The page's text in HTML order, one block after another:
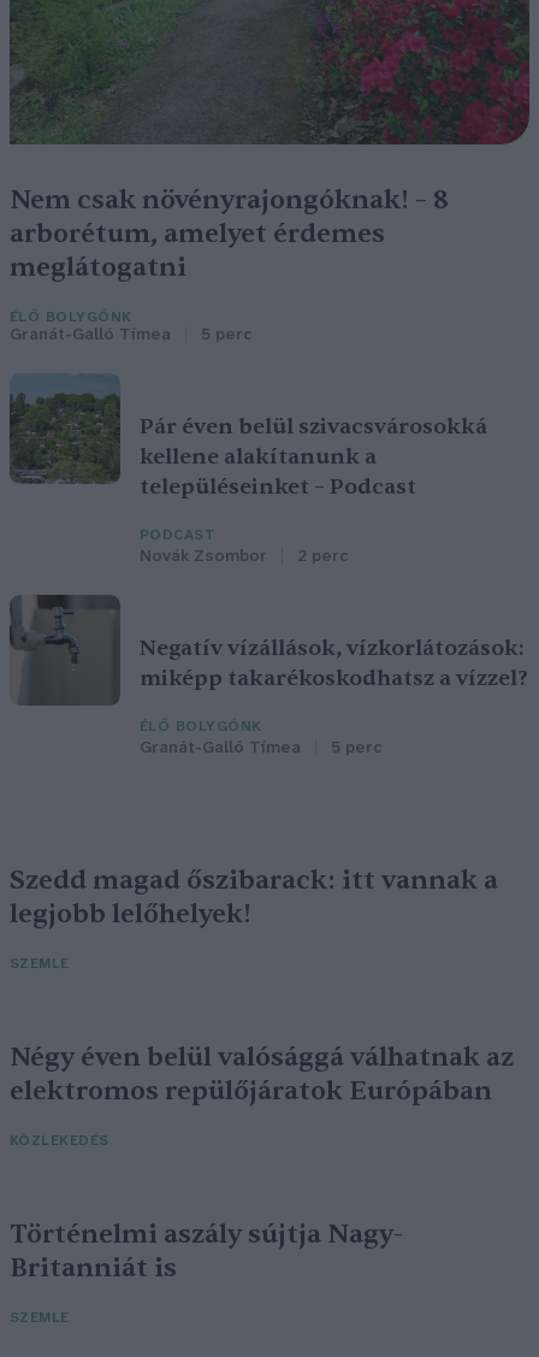
Nem csak növényrajongóknak! – 8
arborétum, amelyet érdemes
meglátogatni
ÉLŐ BOLYGÓNK
Granát-Galló Tímea 5 perc
Pár éven belül szivacsvárosokká
kellene alakítanunk a
településeinket – Podcast
PODCAST
Novák Zsombor 2 perc
Negatív vízállások, vízkorlátozások:
miképp takarékoskodhatsz a vízzel?
ÉLŐ BOLYGÓNK
Granát-Galló Tímea 5 perc
Szedd magad őszibarack: itt vannak a
legjobb lelőhelyek!
SZEMLE
Négy éven belül valósággá válhatnak az
elektromos repülőjáratok Európában
KÖZLEKEDÉS
Történelmi aszály sújtja Nagy-
Britanniát is
SZEMLE